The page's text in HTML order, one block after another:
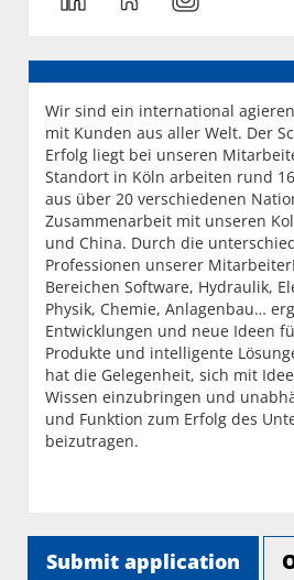
Wir sind ein international
mit Kunden aus aller Welt. Der
Erfolg liegt bei unseren
Standort in Köln arbeiten rund
aus über 20 verschiedenen
Zusammenarbeit mit unseren
und China. Durch die
Professionen unserer
Bereichen Software, Hydraulik,
Physik, Chemie, Anlagenbau…
Entwicklungen und neue Ideen
Produkte und intelligente
hat die Gelegenheit, sich mit
Wissen einzubringen und
und Funktion zum Erfolg des
beizutragen.
Submit application